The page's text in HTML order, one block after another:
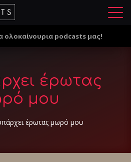
Μ
ο
podcasts μας!
έρωτας
μου
έρωτας μωρό μου